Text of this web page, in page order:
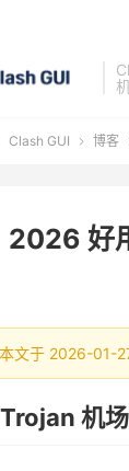
Clash GUI  博客
2026 好
本文于 2026-01-
Trojan 机场